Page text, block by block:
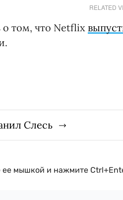
RELATED
о том, что Netflix
Слесь
ее мышкой и нажмите